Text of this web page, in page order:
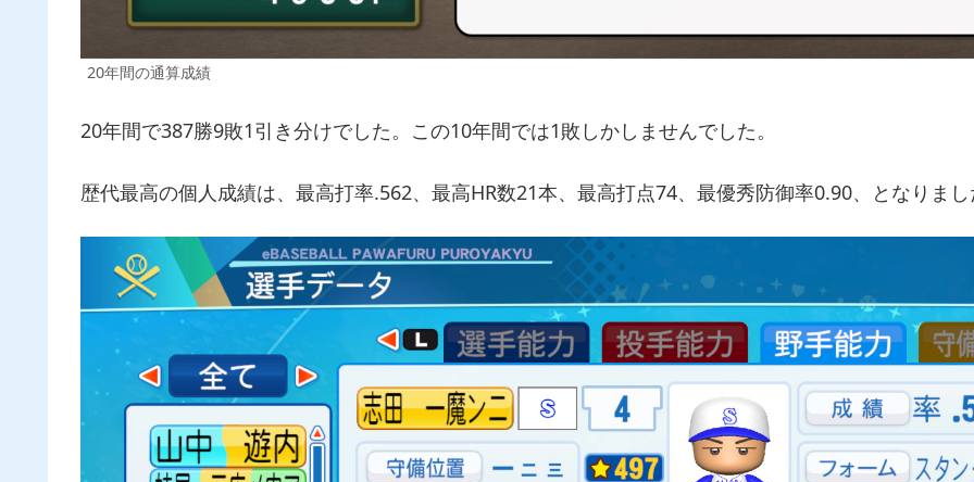
20年間の通算成績
20年間で387勝9敗1引き分けでした。この10年間では1敗しかしませんでした。
歴代最高の個人成績は、最高打率.562、最高HR数21本、最高打点74、最優秀防御率0.90、となりま